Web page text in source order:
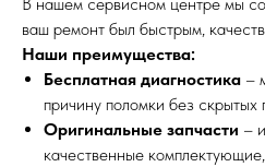
ваш ремонт был быстрым,
Наши преимущества:
Бесплатная диагностика –
причину поломки без скрытых
Оригинальные запчасти –
качественные